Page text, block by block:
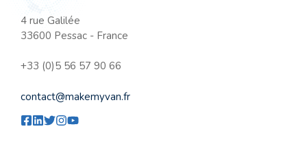
4 rue Galilée
33600 Pessac - France
+33 (0)5 56 57 90 66
contact@makemyvan.fr